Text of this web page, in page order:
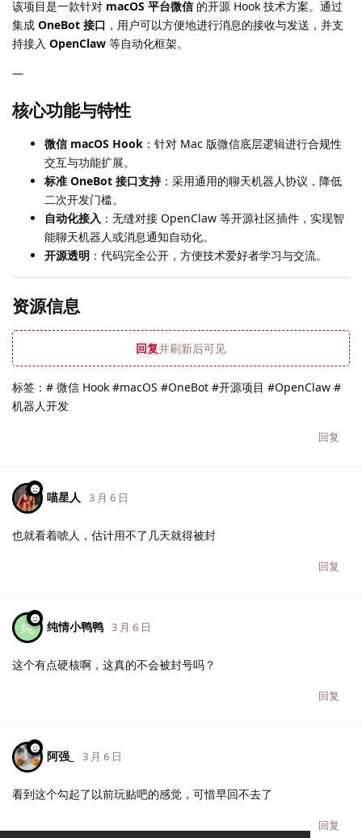
该项目是一款针对 macOS 平台微信的开源 Hook 技术方案。通过
集成 OneBot 接口 ，用户可以方便地进行消息的接收与发送，并支
持接入 OpenClaw 等自动化框架。
—
核心功能与特性
微信 macOS Hook ：针对 Mac 版微信底层逻辑进行合规性
交互与功能扩展。
标准 OneBot 接口支持：采用通用的聊天机器人协议，降低
二次开发门槛。
自动化接入 ：无缝对接 OpenClaw 等开源社区插件，实现智
能聊天机器人或消息通知自动化。
开源透明 ：代码完全公开，方便技术爱好者学习与交流。
资源信息
回复并刷新后可见
标签：# 微信 Hook #macOS #OneBot #开源项目 #OpenClaw #
机器人开发
回复
喵星人 3 月 6 日
也就看着唬人，估计用不了几天就得被封
回复
纯 纯情小鸭鸭 3 月 6 日
这个有点硬核啊，这真的不会被封号吗？
回复
阿强_ 3 月 6 日
看到这个勾起了以前玩贴吧的感觉，可惜早回不去了
回复